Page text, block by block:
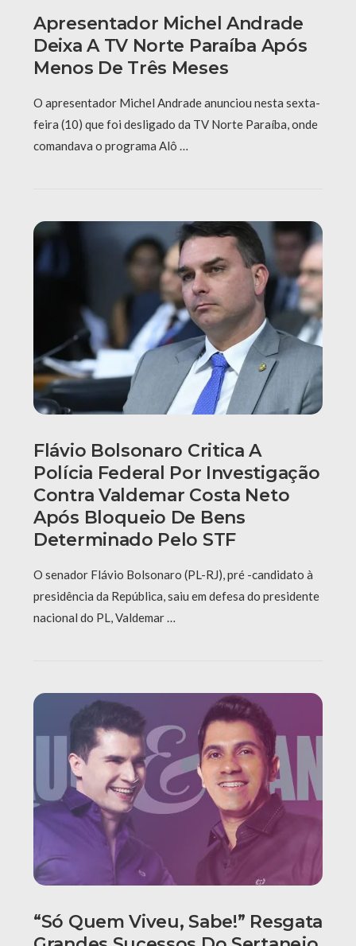
Apresentador Michel Andrade
Deixa A TV Norte Paraíba Após
Menos De Três Meses
O apresentador Michel Andrade anunciou nesta sexta-
feira (10) que foi desligado da TV Norte Paraíba, onde
comandava o programa Alô …
Flávio Bolsonaro Critica A
Polícia Federal Por Investigação
Contra Valdemar Costa Neto
Após Bloqueio De Bens
Determinado Pelo STF
O senador Flávio Bolsonaro (PL-RJ), pré -candidato à
presidência da República, saiu em defesa do presidente
nacional do PL, Valdemar …
“Só Quem Viveu, Sabe!” Resgata